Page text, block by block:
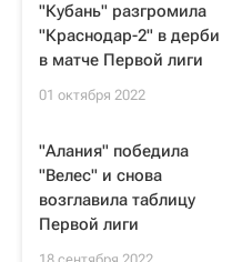
"Кубань" разгромила
"Краснодар-2" в дерби
в матче Первой лиги
01 октября 2022
"Алания" победила
"Велес" и снова
возглавила таблицу
Первой лиги